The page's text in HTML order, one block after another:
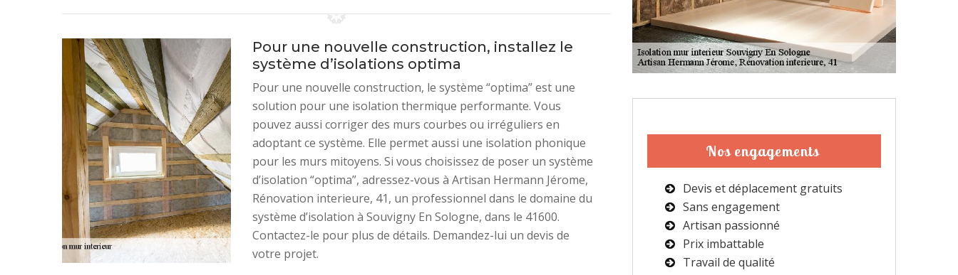
Pour une nouvelle construction, installez le
système d’isolations optima
Pour une nouvelle construction, le système “optima” est une
solution pour une isolation thermique performante. Vous
pouvez aussi corriger des murs courbes ou irréguliers en
adoptant ce système. Elle permet aussi une isolation phonique
pour les murs mitoyens. Si vous choisissez de poser un système
d’isolation “optima”, adressez-vous à Artisan Hermann Jérome,
Rénovation interieure, 41, un professionnel dans le domaine du
système d’isolation à Souvigny En Sologne, dans le 41600.
Contactez-le pour plus de détails. Demandez-lui un devis de
votre projet.
Nos engagements
Devis et déplacement gratuits
Sans engagement
Artisan passionné
Prix imbattable
Travail de qualité